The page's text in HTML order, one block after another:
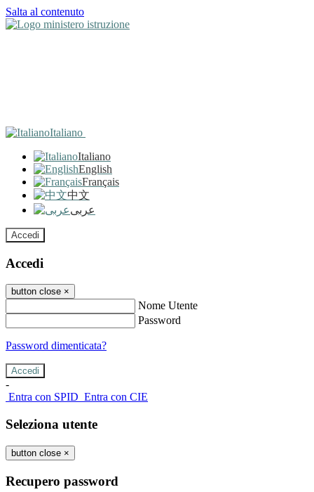
Salta al contenuto
Italiano
Italiano
English
Français
中文
عربى
Accedi
Accedi
button close ×
Nome Utente
Password
Password dimenticata?
-
Entra con SPID Entra con CIE
Seleziona utente
button close ×
Recupero password